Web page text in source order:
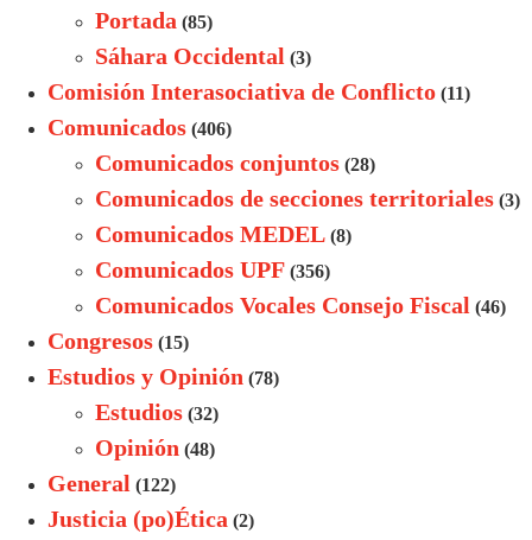
Portada (85)
Sáhara Occidental (3)
Comisión Interasociativa de Conflicto (11)
Comunicados (406)
Comunicados conjuntos (28)
Comunicados de secciones territoriales (3)
Comunicados MEDEL (8)
Comunicados UPF (356)
Comunicados Vocales Consejo Fiscal (46)
Congresos (15)
Estudios y Opinión (78)
Estudios (32)
Opinión (48)
General (122)
Justicia (po)Ética (2)